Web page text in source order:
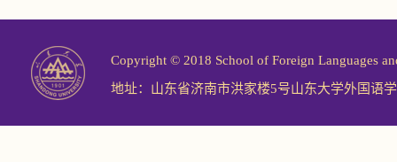
Copyright © 2018 School of Foreign Languages
地址：山东省济南市洪家楼5号山东大学外国语